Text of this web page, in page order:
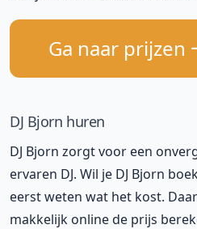
Ga naar prijzen
DJ Bjorn huren
DJ Bjorn zorgt voor een
ervaren DJ. Wil je DJ Bjorn
eerst weten wat het kost.
makkelijk online de prijs